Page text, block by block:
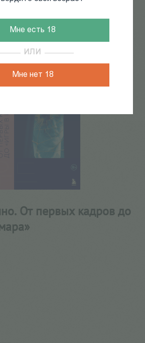
Мне есть 18
ИЛИ
Мне нет 18
/ кино / Корейское кино. От
в кальмара»
От первых кадров до